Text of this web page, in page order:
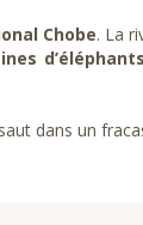
Chobe. La
dans un